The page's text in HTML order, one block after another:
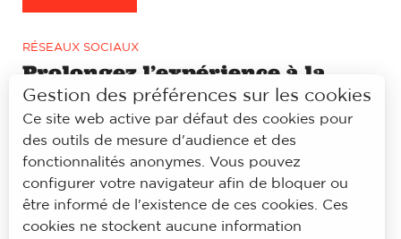
RÉSEAUX SOCIAUX
Prolongez l’expérience à la
lyonnaise sur notre page
Facebook et Instagram
© À la lyonnaise
Mentions légales
Gestion des préférences sur les cookies
Ce site web active par défaut des cookies pour
des outils de mesure d'audience et des
fonctionnalités anonymes. Vous pouvez
configurer votre navigateur afin de bloquer ou
être informé de l'existence de ces cookies. Ces
cookies ne stockent aucune information